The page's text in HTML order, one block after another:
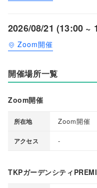
2026/08/21 (13:00 ~
Zoom開催
開催場所一覧
Zoom開催
所在地 Zoom開催
アクセス -
TKPガーデンシティ